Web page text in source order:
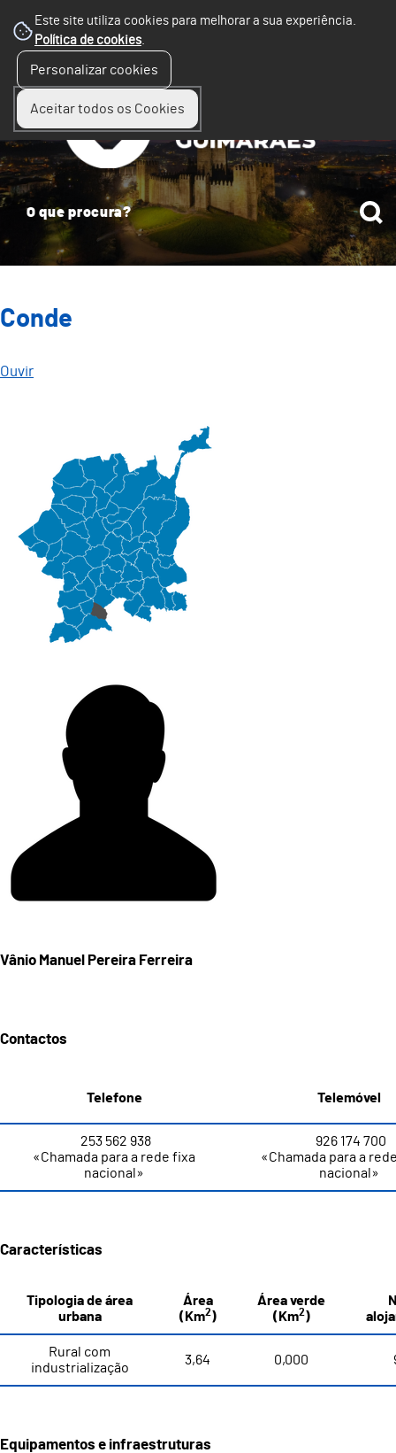
Este site utiliza cookies para melhorar a sua experiência.
Política de cookies.
Personalizar cookies
Aceitar todos os Cookies
Conde
Ouvir
Vânio Manuel Pereira Ferreira
Contactos
Telefone Telemóvel
253 562 938
«Chamada para a rede fixa
nacional»
926 174 700
«Chamada para a
nacional»
Características
Tipologia de área
urbana
Área
(Km2)
Área verde
(Km2)
Rural com
industrialização
3,64 0,000
Equipamentos e infraestruturas